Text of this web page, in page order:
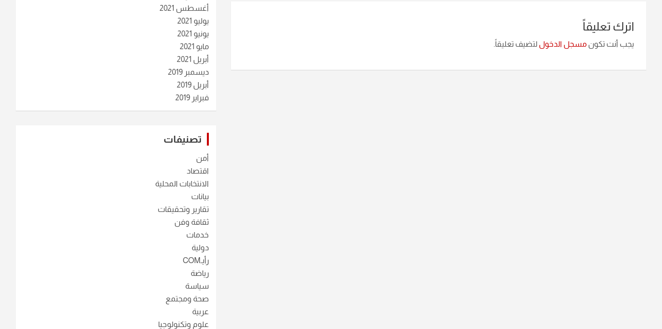
اترك تعليقاً
يجب أنت تكون مسجل الدخول لتضيف تعليقاً.
أغسطس 2021
يوليو 2021
يونيو 2021
مايو 2021
أبريل 2021
ديسمبر 2019
أبريل 2019
فبراير 2019
تصنيفات
أمن
اقتصاد
الانتخابات المحلية
بيانات
تقارير وتحقيقات
ثقافة وفن
خدمات
دولية
رأيـCOM
رياضة
سياسة
صحة ومجتمع
عربية
علوم وتكنولوجيا